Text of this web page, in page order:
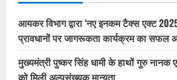
आयकर विभाग द्वारा ‘नए इनकम टैक्स एक्ट
प्रावधानों पर जागरूकता कार्यक्रम का सफल
मुख्यमंत्री पुष्कर सिंह धामी के हाथों गुरु
को मिली अल्पसंख्यक मान्यता